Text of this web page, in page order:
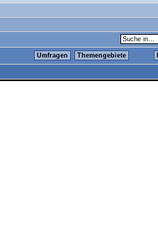
Umfragen Themengebiete